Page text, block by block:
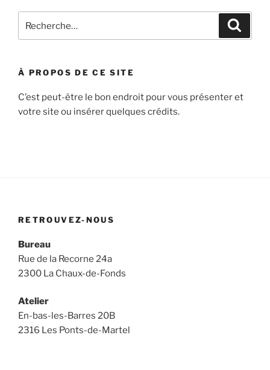
pour
À PROPOS DE CE SITE
C’est peut-être le bon endroit pour vous présenter et
votre site ou insérer quelques crédits.
RETROUVEZ-NOUS
Bureau
Rue de la Recorne 24a
2300 La Chaux-de-Fonds
Atelier
En-bas-les-Barres 20B
2316 Les Ponts-de-Martel